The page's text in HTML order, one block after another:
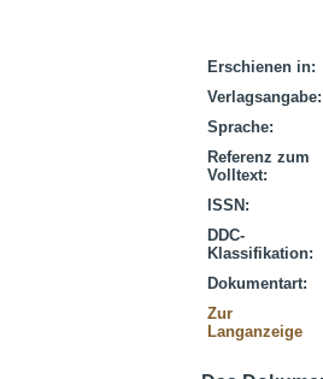
Erschienen in:
Verlagsangabe:
Sprache:
Referenz zum
Volltext:
ISSN:
DDC-
Klassifikation:
Dokumentart:
Zur
Langanzeige